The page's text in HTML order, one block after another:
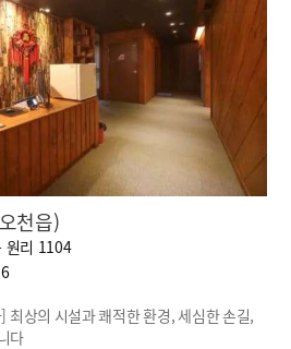
천읍)
원리 1104
최상의 시설과 쾌적한 환경, 세심한 손길,
다